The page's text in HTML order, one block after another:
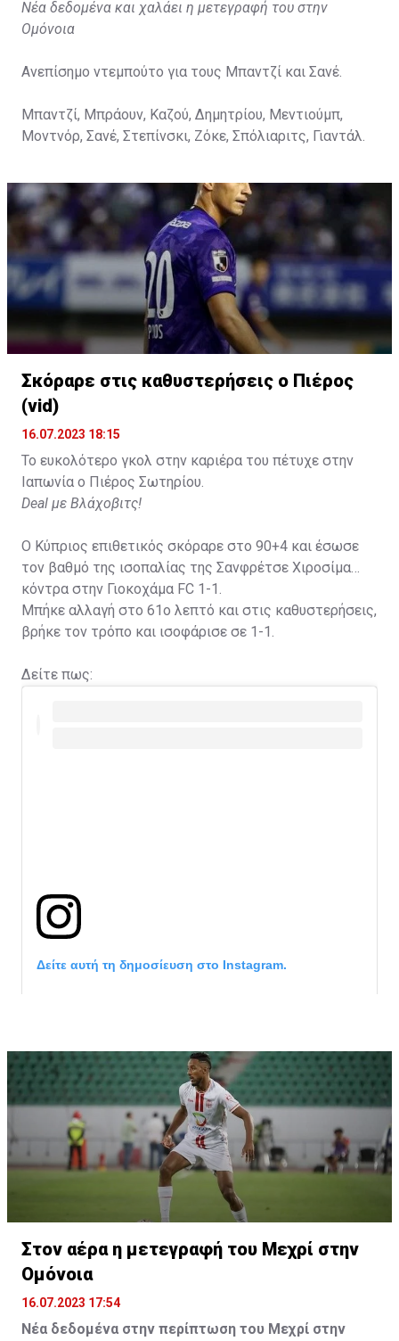
Νέα δεδομένα και χαλάει η μετεγραφή του στην
Ομόνοια
Ανεπίσημο ντεμπούτο για τους Μπαντζί και Σανέ.
Μπαντζί, Μπράουν, Καζού, Δημητρίου, Μεντιούμπ,
Μοντνόρ, Σανέ, Στεπίνσκι, Ζόκε, Σπόλιαριτς, Γιαντάλ.
Σκόραρε στις καθυστερήσεις ο Πιέρος
(vid)
16.07.2023 18:15
Το ευκολότερο γκολ στην καριέρα του πέτυχε στην
Ιαπωνία ο Πιέρος Σωτηρίου.
Deal με Βλάχοβιτς!
Ο Κύπριος επιθετικός σκόραρε στο 90+4 και έσωσε
τον βαθμό της ισοπαλίας της Σανφρέτσε Χιροσίμα
κόντρα στην Γιοκοχάμα FC 1-1.
Μπήκε αλλαγή στο 61ο λεπτό και στις καθυστερήσεις,
βρήκε τον τρόπο και ισοφάρισε σε 1-1.
Δείτε πως:
Δείτε αυτή τη δημοσίευση στο Instagram.
Στον αέρα η μετεγραφή του Μεχρί στην
Ομόνοια
16.07.2023 17:54
Νέα δεδομένα στην περίπτωση του Μεχρί στην